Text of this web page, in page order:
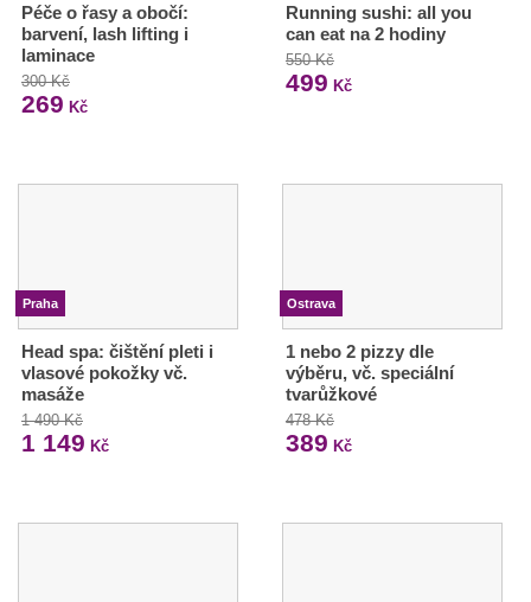
Péče o řasy a obočí:
barvení, lash lifting i
laminace
300 Kč
269 Kč
Running sushi: all you
can eat na 2 hodiny
550 Kč
499 Kč
Praha
Head spa: čištění pleti i
vlasové pokožky vč.
masáže
1 490 Kč
1 149 Kč
Ostrava
1 nebo 2 pizzy dle
výběru, vč. speciální
tvarůžkové
478 Kč
389 Kč